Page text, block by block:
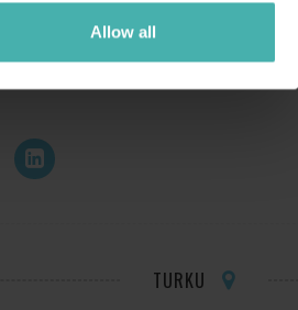
Allow all
TURKU